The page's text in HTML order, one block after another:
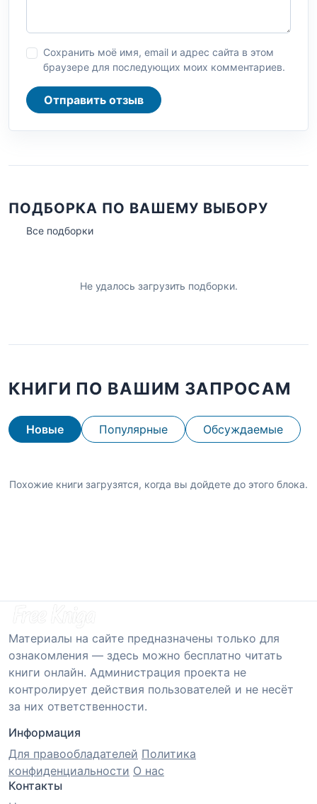
Сохранить моё имя, email и адрес сайта в этом
браузере для последующих моих комментариев.
Отправить отзыв
ПОДБОРКА ПО ВАШЕМУ ВЫБОРУ
Все подборки
Не удалось загрузить подборки.
КНИГИ ПО ВАШИМ ЗАПРОСАМ
Новые Популярные Обсуждаемые
Похожие книги загрузятся, когда вы дойдете до этого блока.
Материалы на сайте предназначены только для
ознакомления — здесь можно бесплатно читать
книги онлайн. Администрация проекта не
контролирует действия пользователей и не несёт
за них ответственности.
Информация
Для правообладателей Политика
конфиденциальности О нас
Контакты